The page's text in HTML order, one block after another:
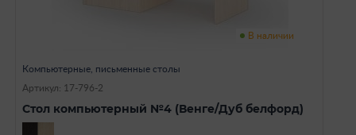
В наличии
Компьютерные, письменные столы
Артикул: 17-796-2
Стол компьютерный №4 (Венге/Дуб белфорд)